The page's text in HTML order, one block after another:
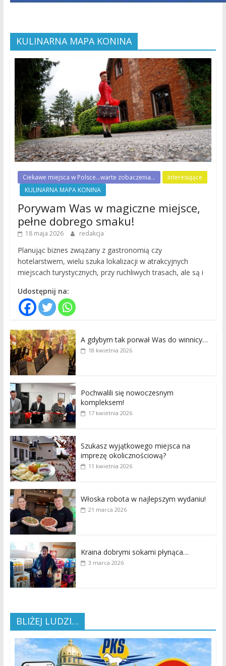
KULINARNA MAPA KONINA
Ciekawe miejsca w Polsce...warte zobaczenia...
Interesujące
KULINARNA MAPA KONINA
Porywam Was w magiczne miejsce,
pełne dobrego smaku!
18 maja 2026 redakcja
Planując biznes związany z gastronomią czy
hotelarstwem, wielu szuka lokalizacji w atrakcyjnych
miejscach turystycznych, przy ruchliwych trasach, ale są i
Udostępnij na:
A gdybym tak porwał Was do winnicy…
18 kwietnia 2026
Pochwalili się nowoczesnym
kompleksem!
17 kwietnia 2026
Szukasz wyjątkowego miejsca na
imprezę okolicznościową?
11 kwietnia 2026
Włoska robota w najlepszym wydaniu!
21 marca 2026
Kraina dobrymi sokami płynąca…
3 marca 2026
BLIŻEJ LUDZI…